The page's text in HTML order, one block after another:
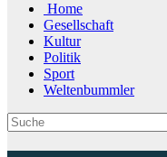
Home
Gesellschaft
Kultur
Politik
Sport
Weltenbummler